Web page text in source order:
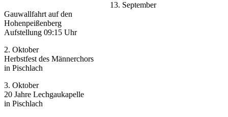
13. September
Gauwallfahrt auf den
Hohenpeißenberg
Aufstellung 09:15 Uhr
2. Oktober
Herbstfest des Männerchors
in Pischlach
3. Oktober
20 Jahre Lechgaukapelle
in Pischlach